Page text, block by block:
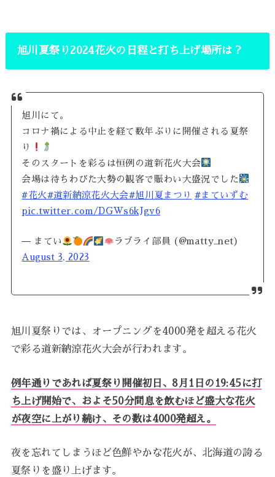
旭川夏祭り2024花火の日程と打ち上げ場所は？
旭川にて。
コロナ禍による中止を経て数年ぶりに開催される夏祭
り
そのスタートを彩るは恒例の道新花火大会
会場は待ちわびた大勢の観客で賑わい大盛況でした
#花火#道新納涼花火大会#旭川夏まつり #まていずむ
pic.twitter.com/DGWs6kJgv6
— まてい
ラブライ部員 (@matty_net)
August 3, 2023
旭川夏祭りでは、オープニングを4000発を超える花火
で彩る道新納涼花火大会が行われます。
例年通りであれば夏祭り開催初日、8月1日の19:45に打
ち上げ開始で、およそ50分間息を飲むほど盛大な花火
が夜空に上がり続け、その数は4000発超え。
夜を忘れてしまうほど色鮮やかな花火が、北海道の誇る
夏祭りを盛り上げます。